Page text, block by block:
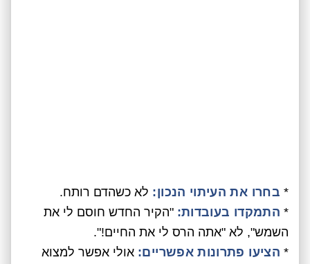
* בחרו את העיתוי הנכון: לא כשהדם רותח.
* התמקדו בעובדות: "הקיר החדש חוסם לי את
השמש", לא "אתה הרס לי את החיים!".
* הציעו פתרונות אפשריים: אולי אפשר למצוא